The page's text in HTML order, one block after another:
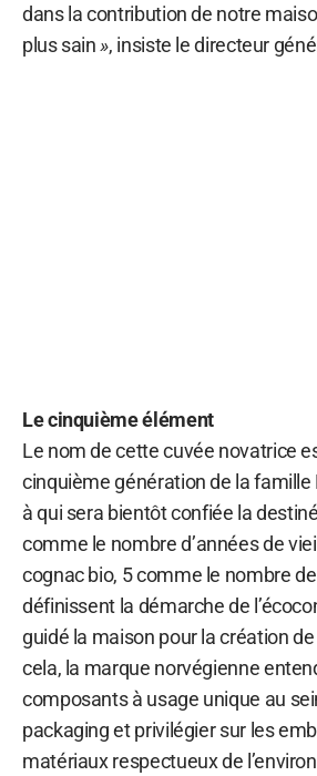
dans la contribution de notre
plus sain», insiste le directeur
Le cinquième élément
Le nom de cette cuvée novatrice
cinquième génération de la famille
à qui sera bientôt confiée la
comme le nombre d’années de
cognac bio, 5 comme le nombre
définissent la démarche de
guidé la maison pour la création
cela, la marque norvégienne
composants à usage unique au
packaging et privilégier sur les
matériaux respectueux de